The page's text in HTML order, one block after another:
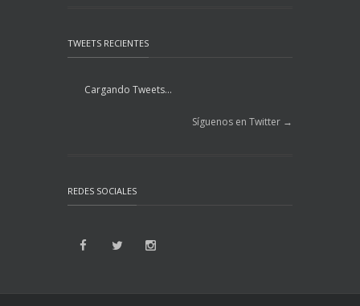
TWEETS RECIENTES
Cargando Tweets...
Síguenos en Twitter →
REDES SOCIALES